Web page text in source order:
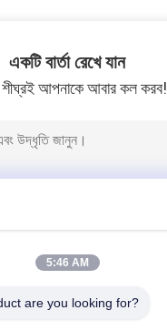
একটি বার্তা রেখে যান
আপনাকে আবার কল করব!
5:46 AM
are you looking for?